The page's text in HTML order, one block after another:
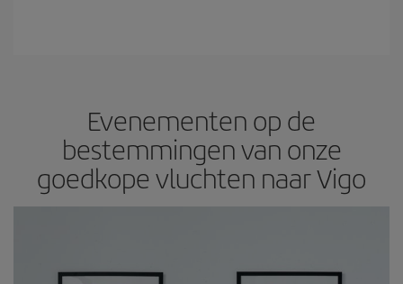
Evenementen op de
bestemmingen van onze
goedkope vluchten naar Vigo